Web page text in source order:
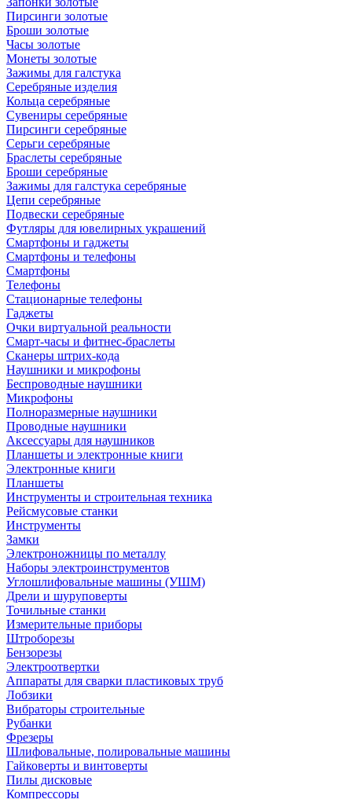
Пирсинги золотые
Броши золотые
Часы золотые
Монеты золотые
Зажимы для галстука
Серебряные изделия
Кольца серебряные
Сувениры серебряные
Пирсинги серебряные
Серьги серебряные
Браслеты серебряные
Броши серебряные
Зажимы для галстука серебряные
Цепи серебряные
Подвески серебряные
Футляры для ювелирных украшений
Смартфоны и гаджеты
Смартфоны и телефоны
Смартфоны
Телефоны
Стационарные телефоны
Гаджеты
Очки виртуальной реальности
Смарт-часы и фитнес-браслеты
Сканеры штрих-кода
Наушники и микрофоны
Беспроводные наушники
Микрофоны
Полноразмерные наушники
Проводные наушники
Аксессуары для наушников
Планшеты и электронные книги
Электронные книги
Планшеты
Инструменты и строительная техника
Рейсмусовые станки
Инструменты
Замки
Электроножницы по металлу
Наборы электроинструментов
Углошлифовальные машины (УШМ)
Дрели и шуруповерты
Точильные станки
Измерительные приборы
Штроборезы
Бензорезы
Электроотвертки
Аппараты для сварки пластиковых труб
Лобзики
Вибраторы строительные
Рубанки
Фрезеры
Шлифовальные, полировальные машины
Гайковерты и винтоверты
Пилы дисковые
Компрессоры